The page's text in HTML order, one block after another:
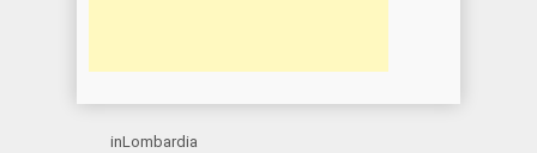
inLombardia